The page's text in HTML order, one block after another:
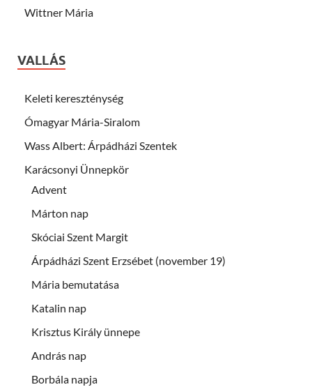
Wittner Mária
VALLÁS
Keleti kereszténység
Ómagyar Mária-Siralom
Wass Albert: Árpádházi Szentek
Karácsonyi Ünnepkör
Advent
Márton nap
Skóciai Szent Margit
Árpádházi Szent Erzsébet (november 19)
Mária bemutatása
Katalin nap
Krisztus Király ünnepe
András nap
Borbála napja